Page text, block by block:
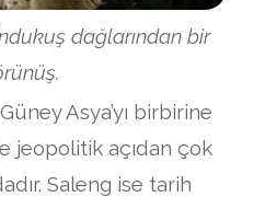
dağlarından bir
Asya’yı birbirine
jeopolitik açıdan çok
Saleng ise tarih